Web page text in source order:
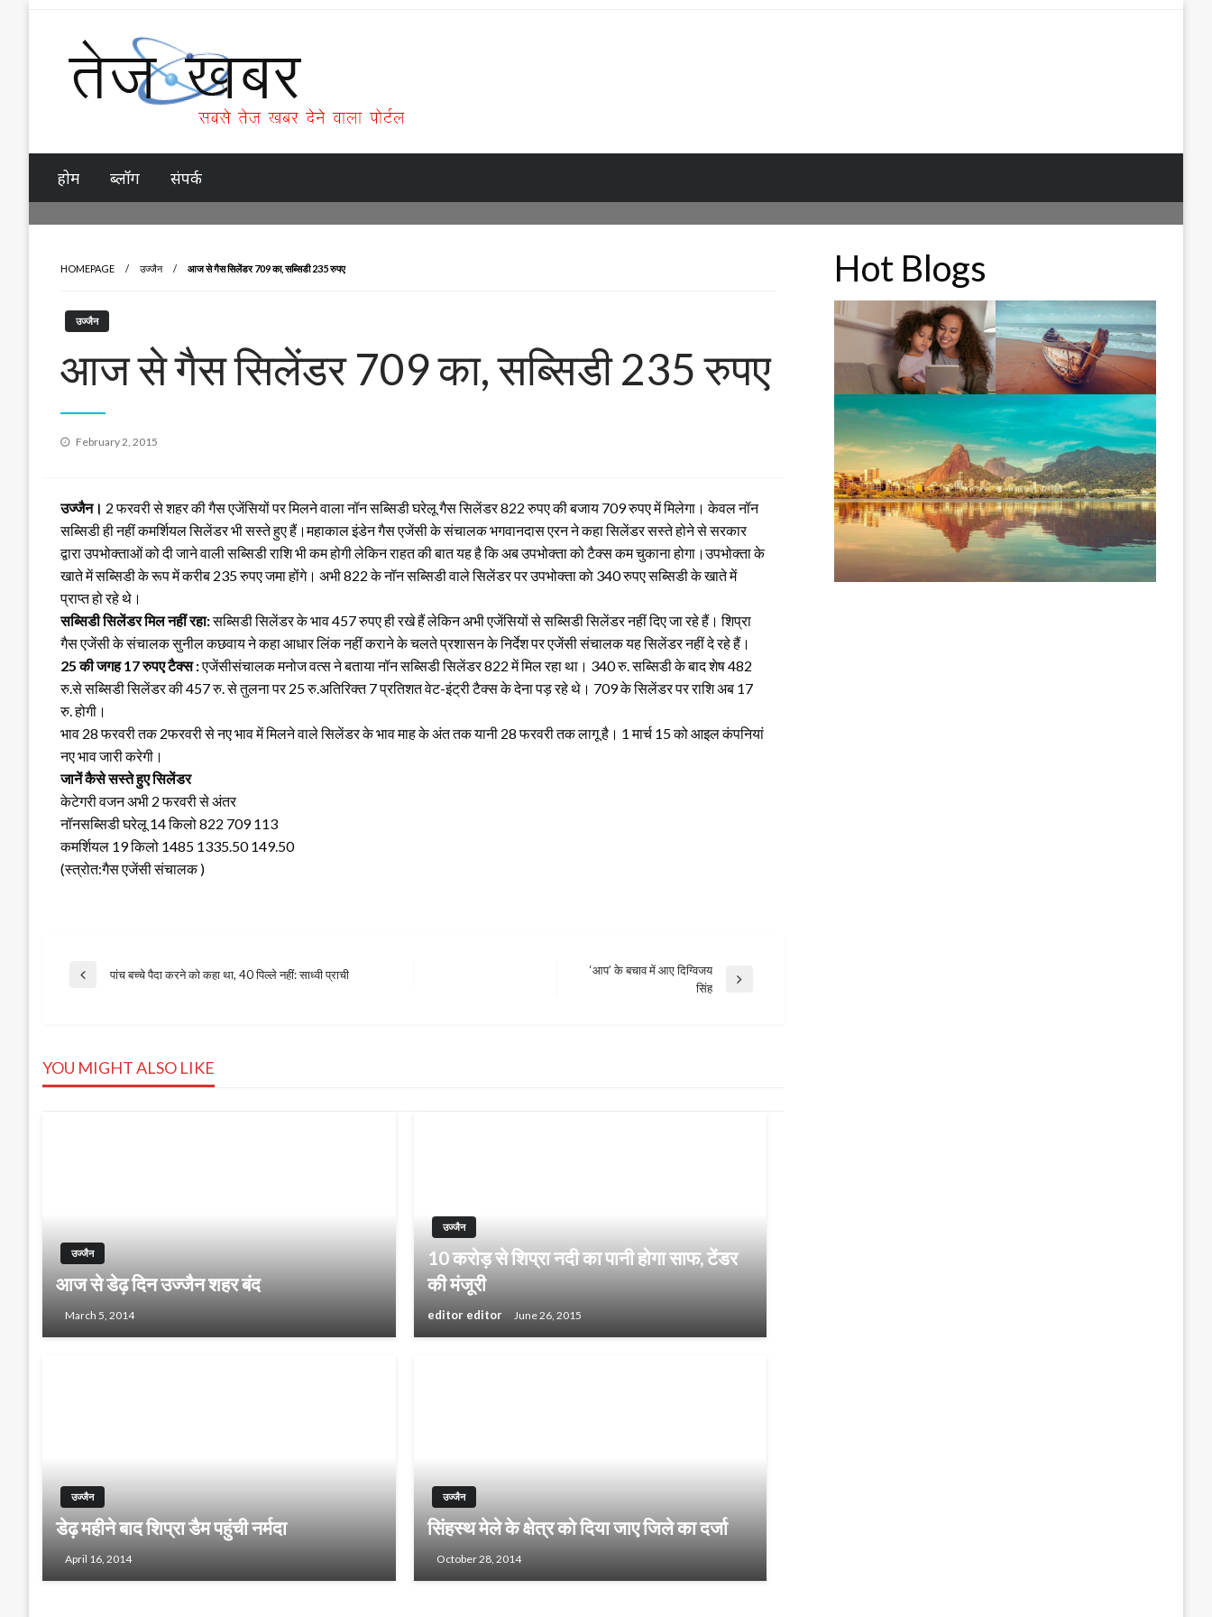
Tez Khabar
होम ब्लॉग संपर्क
HOMEPAGE उज्जैन आज से गैस सिलेंडर 709 का, सब्सिडी 235 रुपए
उज्जैन
आज से गैस सिलेंडर 709 का, सब्सिडी 235 रुपए
Posted
February 2, 2015
उज्जैन। 2 फरवरी से शहर की गैस एजेंसियों पर मिलने वाला नॉन सब्सिडी घरेलू गैस सिलेंडर 822 रुपए की बजाय 709 रुपए में मिलेगा। केवल नॉन
सब्सिडी ही नहीं कमर्शियल सिलेंडर भी सस्ते हुए हैं।महाकाल इंडेन गैस एजेंसी के संचालक भगवानदास एरन ने कहा सिलेंडर सस्ते होने से सरकार
द्वारा उपभोक्ताओं को दी जाने वाली सब्सिडीराशि भी कम होगी लेकिन राहत की बात यह है कि अब उपभोक्ता को टैक्स कम चुकाना होगा।उपभोक्ता के
खाते में सब्सिडी के रूप में करीब 235 रुपए जमा होंगे। अभी 822 के नॉन सब्सिडी वाले सिलेंडर पर उपभोक्ता काे 340 रुपए सब्सिडी के खाते में
प्राप्त हो रहे थे।
सब्सिडी सिलेंडर मिल नहीं रहा:सब्सिडी सिलेंडर के भाव 457 रुपए ही रखे हैं लेकिन अभी एजेंसियों से सब्सिडी सिलेंडर नहीं दिए जा रहे हैं। शिप्रा
गैस एजेंसी के संचालक सुनील कछवाय ने कहा आधार लिंक नहीं कराने के चलते प्रशासन के निर्देश पर एजेंसी संचालक यह सिलेंडर नहीं दे रहे हैं।
25 की जगह 17 रुपए टैक्स :एजेंसीसंचालक मनोज वत्स ने बताया नॉन सब्सिडी सिलेंडर 822 में मिल रहा था। 340 रु. सब्सिडी के बाद शेष 482
रु.से सब्सिडी सिलेंडर की 457 रु. से तुलना पर 25 रु.अतिरिक्त 7 प्रतिशत वेट-इंट्री टैक्स के देना पड़ रहे थे। 709 के सिलेंडर पर राशि अब 17
रु. होगी।
भाव 28 फरवरी तक 2फरवरी से नए भाव में मिलने वाले सिलेंडर के भाव माह के अंत तक यानी 28 फरवरी तक लागू है। 1 मार्च 15 को आइल कंपनियां
नए भाव जारी करेगी।
जानें कैसे सस्ते हुए सिलेंडर
केटेगरी वजन अभी 2 फरवरी से अंतर
नॉनसब्सिडी घरेलू 14 किलो 822 709 113
कमर्शियल 19 किलो 1485 1335.50 149.50
(स्त्रोत:गैस एजेंसी संचालक )
Post
Previous
पांच बच्चे पैदा करने को कहा था, 40 पिल्ले नहीं: साध्वी प्राची
‘आप’ के बचाव में आए दिग्विजय
सिंह
YOU MIGHT ALSO LIKE
उज्जैन
आज से डेढ़ दिन उज्जैन शहर बंद
March 5, 2014
उज्जैन
10 करोड़ से शिप्रा नदी का पानी होगा साफ, टेंडर
की मंजूरी
editor editor June 26, 2015
उज्जैन
डेढ़ महीने बाद शिप्रा डैम पहुंची नर्मदा
April 16, 2014
उज्जैन
सिंहस्थ मेले के क्षेत्र को दिया जाए जिले का दर्जा
October 28, 2014
Hot Blogs